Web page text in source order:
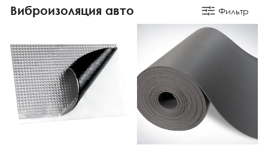
Виброизоляция авто Фильтр